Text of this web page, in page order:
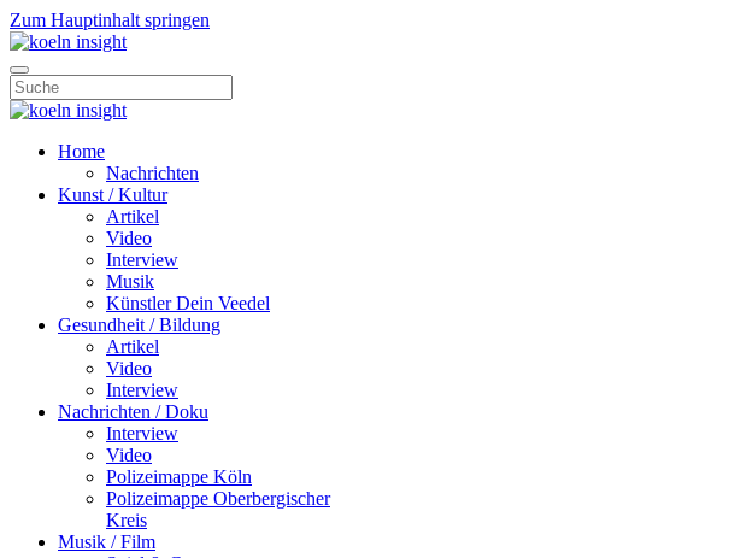
Zum Hauptinhalt springen
Home
Nachrichten
Kunst / Kultur
Artikel
Video
Interview
Musik
Künstler Dein Veedel
Gesundheit / Bildung
Artikel
Video
Interview
Nachrichten / Doku
Interview
Video
Polizeimappe Köln
Polizeimappe Oberbergischer
Kreis
Musik / Film